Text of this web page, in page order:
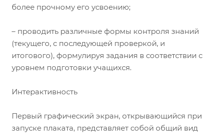
более прочному его усвоению;
– проводить различные формы контроля знаний
(текущего, с последующей проверкой, и
итогового), формулируя задания в соответствии с
уровнем подготовки учащихся.
Интерактивность
Первый графический экран, открывающийся при
запуске плаката, представляет собой общий вид